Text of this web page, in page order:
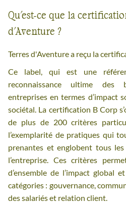
Qu'est-ce que la
d'Aventure ?
Terres d'Aventure a reçu la
Ce label, qui est une
reconnaissance ultime des
entreprises en termes d’impact
sociétal. La certification B Corp
de plus de 200 critères
l’exemplarité de pratiques qui
prenantes et englobent tous
l’entreprise. Ces critères
d’ensemble de l’impact global
catégories : gouvernance,
des salariés et relation client.